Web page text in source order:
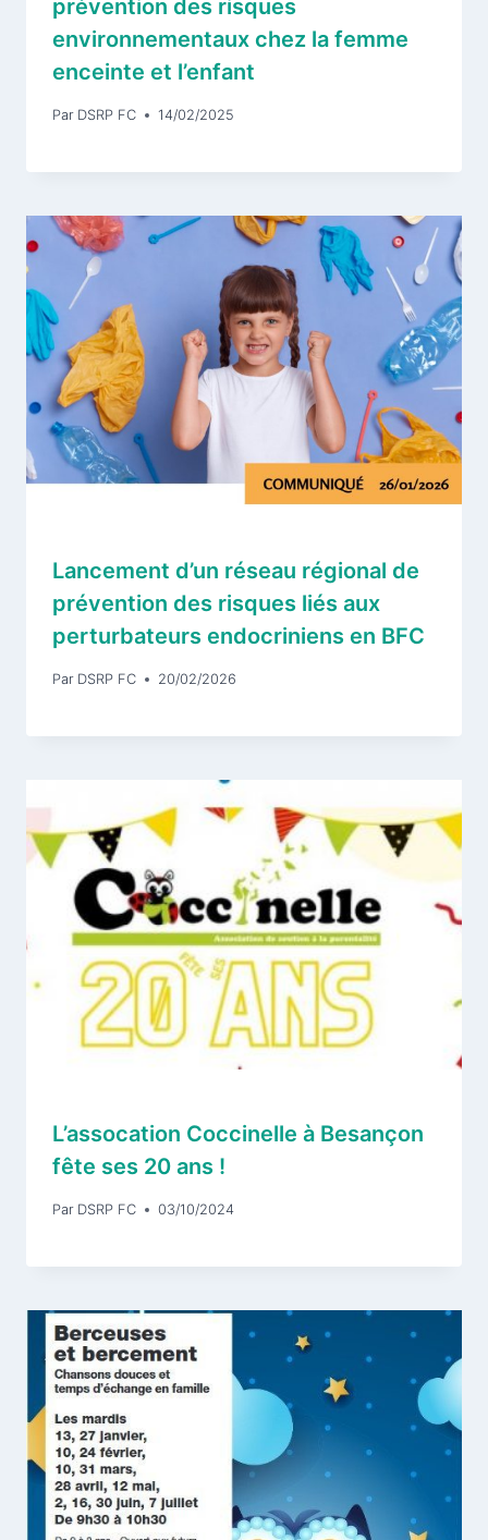
prévention des risques
environnementaux chez la femme
enceinte et l’enfant
Par DSRP FC 14/02/2025
Lancement d’un réseau régional de
prévention des risques liés aux
perturbateurs endocriniens en BFC
Par DSRP FC 20/02/2026
L’assocation Coccinelle à Besançon
fête ses 20 ans !
Par DSRP FC 03/10/2024